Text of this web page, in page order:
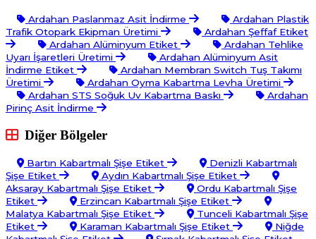
Ardahan Paslanmaz Asit İndirme
Ardahan Plastik
Trafik Otopark Ekipman Üretimi
Ardahan Şeffaf Etiket
Ardahan Alüminyum Etiket
Ardahan Tehlike
Uyarı İşaretleri Üretimi
Ardahan Alüminyum Asit
İndirme Etiket
Ardahan Membran Switch Tuş Takımı
Üretimi
Ardahan Oyma Kabartma Levha Üretimi
Ardahan STS Soğuk Uv Kabartma Baskı
Ardahan
Pirinç Asit İndirme
Diğer Bölgeler
Bartın Kabartmalı Şişe Etiket
Denizli Kabartmalı
Şişe Etiket
Aydın Kabartmalı Şişe Etiket
Aksaray Kabartmalı Şişe Etiket
Ordu Kabartmalı Şişe
Etiket
Erzincan Kabartmalı Şişe Etiket
Malatya Kabartmalı Şişe Etiket
Tunceli Kabartmalı Şişe
Etiket
Karaman Kabartmalı Şişe Etiket
Niğde